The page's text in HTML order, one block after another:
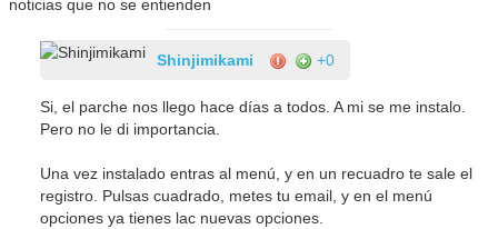
noticias que no se entienden
Shinjimikami +0
Si, el parche nos llego hace días a todos. A mi se me instalo.
Pero no le di importancia.
Una vez instalado entras al menú, y en un recuadro te sale el
registro. Pulsas cuadrado, metes tu email, y en el menú
opciones ya tienes lac nuevas opciones.